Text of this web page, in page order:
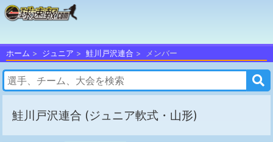
ホーム ジュニア 鮭川戸沢連合 メンバー
鮭川戸沢連合 (ジュニア軟式・山形)